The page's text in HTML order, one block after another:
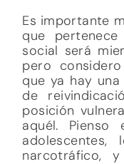
Es importante
que
social será
pero
que ya hay
de
posición
aquél. Pienso
narcotráfico,